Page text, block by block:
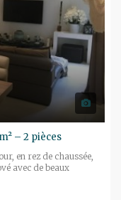
– 2 pièces
en rez de chaussée,
avec de beaux